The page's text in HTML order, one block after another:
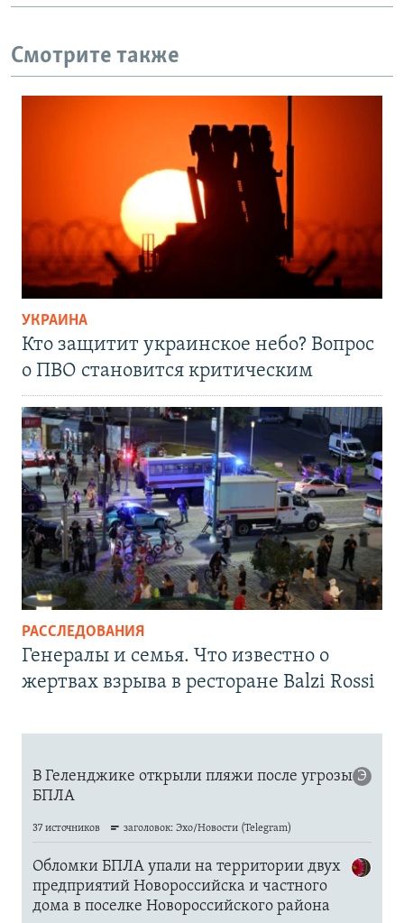
Смотрите также
УКРАИНА
Кто защитит украинское небо? Вопрос
о ПВО становится критическим
РАССЛЕДОВАНИЯ
Генералы и семья. Что известно о
жертвах взрыва в ресторане Balzi Rossi